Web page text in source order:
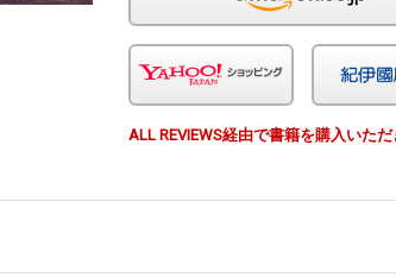
Yahoo!ショ
ALL REVIEWS経由で書籍を購入いた